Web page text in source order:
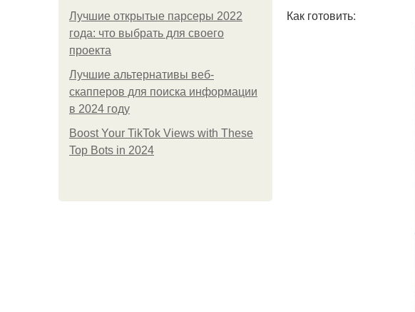
Лучшие открытые парсеры 2022
года: что выбрать для своего
проекта
Лучшие альтернативы веб-
скапперов для поиска информации
в 2024 году
Boost Your TikTok Views with These
Top Bots in 2024
Как готовить: